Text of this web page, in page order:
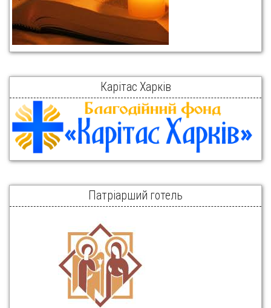
Карітас Харків
Патріарший готель